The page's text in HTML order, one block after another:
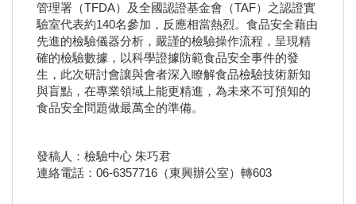
管理署（TFDA）及全國認證基金會（TAF）之認證實
驗室代表約140名參加，反應相當熱烈。食品安全藉由
先進的檢驗儀器分析，嚴謹的檢驗操作流程，呈現精
確的檢驗數據，以科學證據防範食品安全事件的發
生，此次研討會讓與會者深入瞭解食品檢驗技術新知
與盲點，在專業領域上能更精進，為未來不可預知的
食品安全問題做最萬全的準備。
發稿人：檢驗中心 朱巧君
連絡電話：06-6357716（東興辦公室）轉603